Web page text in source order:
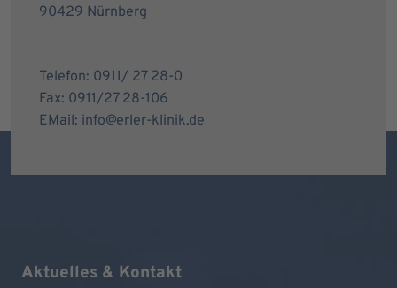
90429 Nürnberg
Telefon: 0911/ 27 28-0
Fax: 0911/27 28-106
EMail: info@erler-klinik.de
Aktuelles & Kontakt